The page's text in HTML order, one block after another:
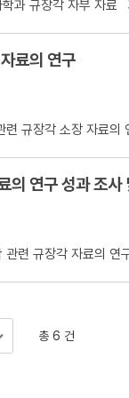
장각 자부 자료 과
료의 연구
장각 소장 자료의
의 연구 성과 조사
규장각 자료의
총 6 건